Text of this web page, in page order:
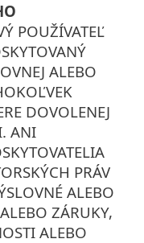
POUŽÍVATEĽ
ALEBO
DOVOLENEJ
ANI
PRÁV
ALEBO
ZÁRUKY,
ALEBO